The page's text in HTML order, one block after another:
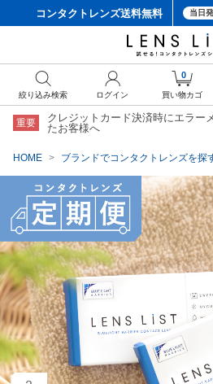
コンタクトレンズ送料無料 当日
重要
クレジットカード決済時にエラー
たお客様へ
HOME ブランドでコンタクトレンズを探
絞り込み検索 ログイン
0
買い物カゴ
クーポン